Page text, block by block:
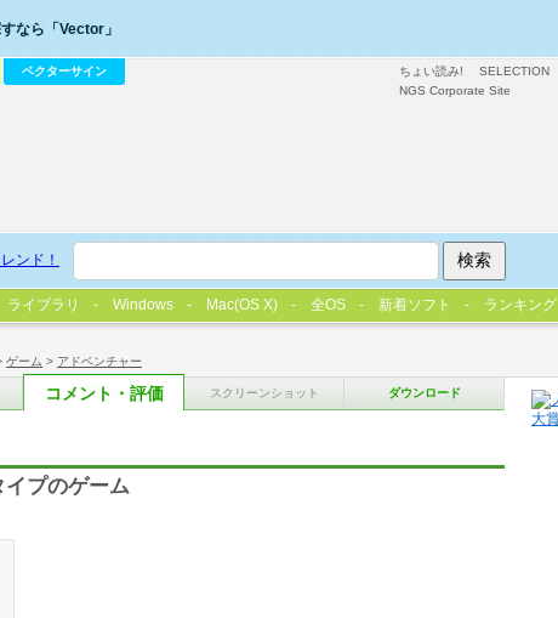
ゲーム > アドベンチャー
コメント・評価 スクリーンショット ダウンロード
プのゲーム
ちょい読み! SELECTION
NGS Corporate Site
なら「Vector」
ベクターサイン
ンド！
ライブラリ Windows Mac(OS X) 全OS 新着ソフト ランキング